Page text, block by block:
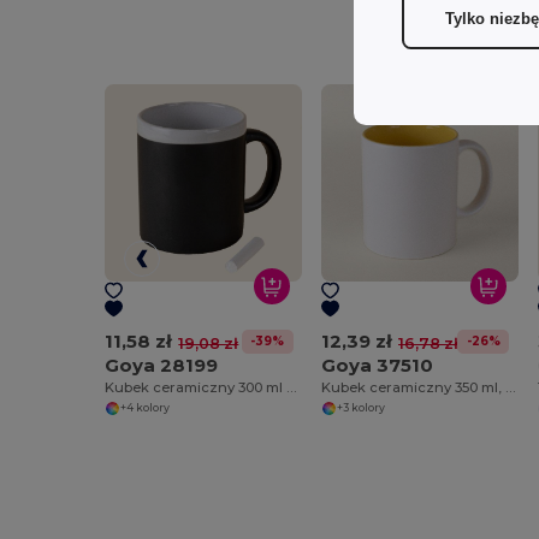
11,58 zł 19,08 zł -39%
Goya 28199
+4 kolory
12,39 zł 16,78 zł -26%
Goya 37510
+3 kolory
Tylko